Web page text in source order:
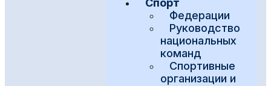
Федерации
Руководство
национальных
команд
Спортивные
организации и